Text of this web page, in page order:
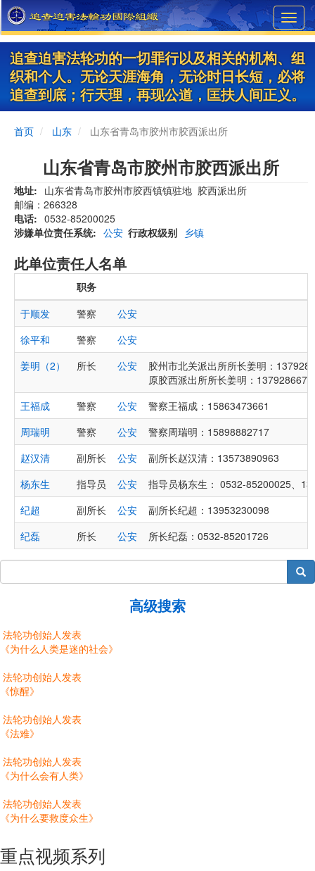
Skip
to
main
content
追查迫害法轮功的一切罪行以及相关的机构、组
织和个人。无论天涯海角，无论时日长短，必将
追查到底；行天理，再现公道，匡扶人间正义。
首页 山东 山东省青岛市胶州市胶西派出所
山东省青岛市胶州市胶西派出所
地址
山东省青岛市胶州市胶西镇镇驻地 胶西派出所
邮编：266328
电话
0532-85200025
涉嫌单位责任系统
公安 行政权级别 乡镇
此单位责任人名单
职务
于顺发
警察
公安
徐平和
警察
公安
姜明（2）
所长 公安
胶州市北关派出所所长姜明：
原胶西派出所所长姜明：
王福成
警察 公安
警察王福成：15863473661
周瑞明
警察 公安
警察周瑞明：15898882717
赵汉清
副所长 公安
副所长赵汉清：13573890963
杨东生
指导员 公安
指导员杨东生： 0532-85200025、
纪超
副所长 公安
副所长纪超：13953230098
纪磊
所长 公安 所长纪磊：0532-85201726
搜索
高级搜索
法轮功创始人发表
《为什么人类是迷的社会》
法轮功创始人发表
《惊醒》
法轮功创始人发表
《法难》
法轮功创始人发表
《为什么会有人类》
法轮功创始人发表
《为什么要救度众生》
重点视频系列